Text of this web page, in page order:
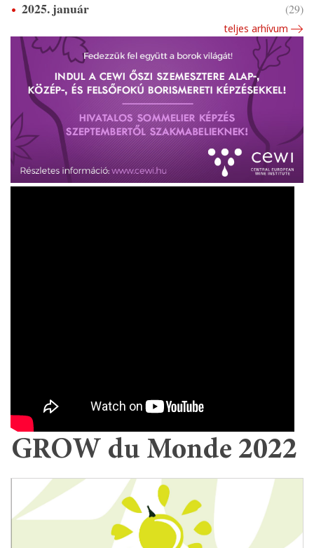
2025. január (29)
teljes arhívum
GROW du Monde 2022